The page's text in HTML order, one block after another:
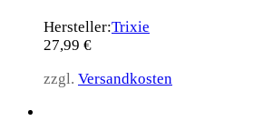
Hersteller:Trixie
27,99 €
zzgl. Versandkosten